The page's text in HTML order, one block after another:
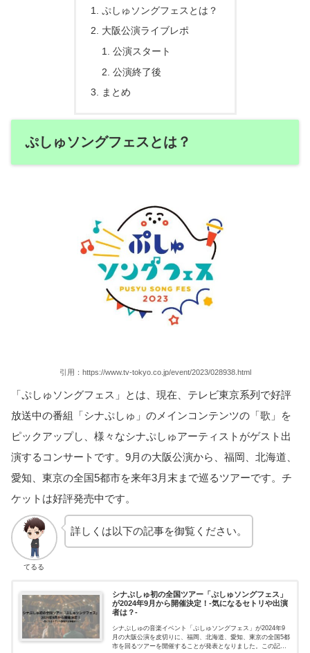
ぷしゅソングフェスとは？
大阪公演ライブレポ
公演スタート
公演終了後
まとめ
ぷしゅソングフェスとは？
引用：https://www.tv-tokyo.co.jp/event/2023/028938.html
「ぷしゅソングフェス」とは、現在、テレビ東京系列で好評
放送中の番組「シナぷしゅ」のメインコンテンツの「歌」を
ピックアップし、様々なシナぷしゅアーティストがゲスト出
演するコンサートです。9月の大阪公演から、福岡、北海道、
愛知、東京の全国5都市を来年3月末まで巡るツアーです。チ
ケットは好評発売中です。
てるる
詳しくは以下の記事を御覧ください。
シナぷしゅ初の全国ツアー「ぷしゅソングフェス」
が2024年9月から開催決定！-気になるセトリや出演
者は？-
シナぷしゅの音楽イベント「ぷしゅソングフェス」が2024年9
月の大阪公演を皮切りに、福岡、北海道、愛知、東京の全国5都
市を回るツアーを開催することが発表となりました。この記事